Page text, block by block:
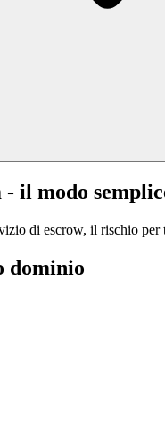
- il modo
di escrow, il rischio per
dominio